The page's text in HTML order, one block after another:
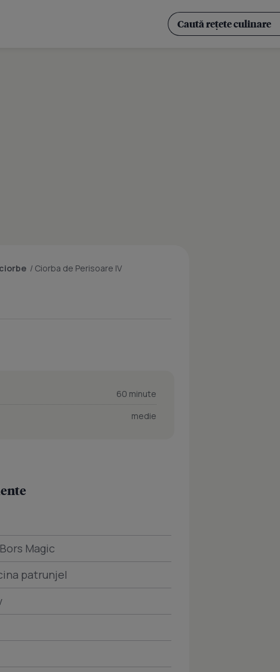
/ Ciorba de Perisoare IV
60 minute
medie
Magic
patrunjel